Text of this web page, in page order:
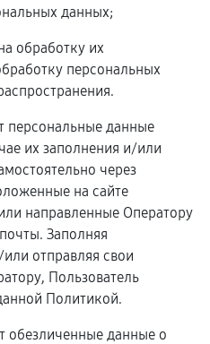
данных;
обработку их
персональных
персональные данные
их заполнения и/или
через
на сайте
направленные Оператору
Заполняя
отправляя свои
Пользователь
Политикой.
обезличенные данные о